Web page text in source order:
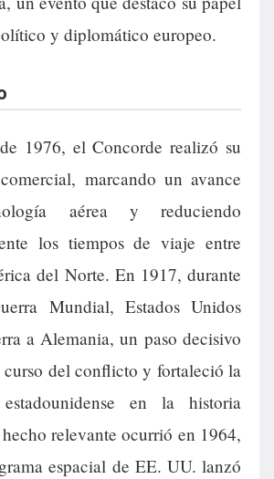
y diplomático europeo.
1976, el Concorde realizó su
marcando un avance
aérea y reduciendo
los tiempos de viaje entre
del Norte. En 1917, durante
Mundial, Estados Unidos
a Alemania, un paso decisivo
del conflicto y fortaleció la
en la historia
relevante ocurrió en 1964,
espacial de EE. UU. lanzó